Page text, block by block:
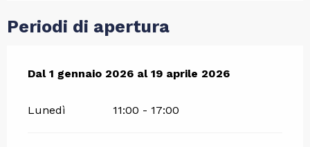
Periodi di apertura
Dal1 gennaio 2026 al19 aprile 2026
Dal1 gennaio 2026 al19 aprile 2026
Lunedì 11:00 - 17:00